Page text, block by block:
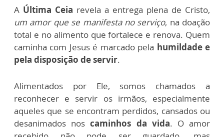
A Última Ceia revela a entrega plena de Cristo,
um amor que se manifesta no serviço, na doação
total e no alimento que fortalece e renova. Quem
caminha com Jesus é marcado pela humildade e
pela disposição de servir.
Alimentados por Ele, somos chamados a
reconhecer e servir os irmãos, especialmente
aqueles que se encontram perdidos, cansados ou
desanimados noscaminhos da vida. O amor